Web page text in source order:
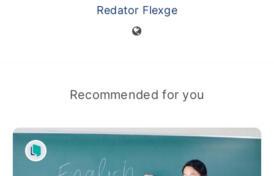
Redator Flexge
Recommended for you